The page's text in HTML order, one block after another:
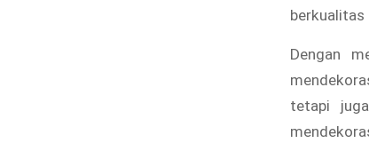
berkualitas
Dengan
tetapi